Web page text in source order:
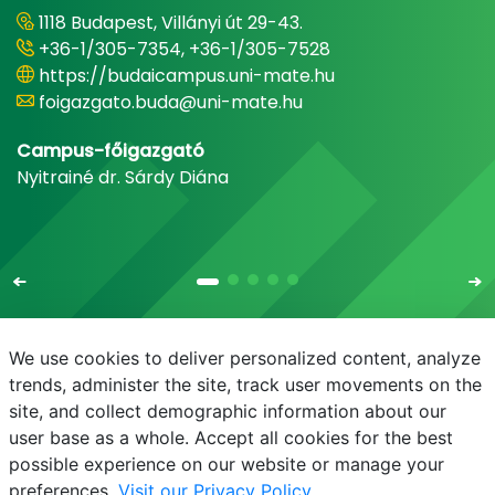
1118 Budapest, Villányi út 29-43.
+36-1/305-7354, +36-1/305-7528
https://budaicampus.uni-mate.hu
foigazgato.buda@uni-mate.hu
Campus-főigazgató
Nyitrainé dr. Sárdy Diána
E-mail Telefonkönyv NEPTUN E-learning
We use cookies to deliver personalized content, analyze
trends, administer the site, track user movements on the
site, and collect demographic information about our
user base as a whole. Accept all cookies for the best
possible experience on our website or manage your
preferences. Visit our Privacy Policy